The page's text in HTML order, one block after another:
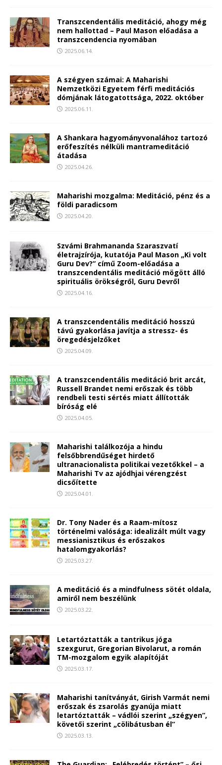
Transzcendentális meditáció, ahogy még
nem hallottad – Paul Mason előadása a
transzcendencia nyomában
2025.06.14.
A szégyen számai: A Maharishi
Nemzetközi Egyetem férfi meditációs
dómjának látogatottsága, 2022. október
2025.06.11.
A Shankara hagyományvonalához tartozó
erőfeszítés nélküli mantrameditáció
átadása
2025.04.26.
Maharishi mozgalma: Meditáció, pénz és a
földi paradicsom
2025.04.20.
Szvámi Brahmananda Szaraszvatí
életrajzírója, kutatója Paul Mason „Ki volt
Guru Dev?” című Zoom-előadása a
transzcendentális meditáció mögött álló
spirituális örökségről, Guru Devről
2025.04.16.
A transzcendentális meditáció hosszú
távú gyakorlása javítja a stressz- és
öregedésjelzőket
2025.04.09.
A transzcendentális meditáció brit arcát,
Russell Brandet nemi erőszak és több
rendbeli testi sértés miatt állították
bíróság elé
2025.04.05.
Maharishi találkozója a hindu
felsőbbrendűséget hirdető
ultranacionalista politikai vezetőkkel – a
Maharishi Tv az ajódhjai vérengzést
dicsőítette
2025.04.01.
Dr. Tony Nader és a Raam-mítosz
történelmi valósága: idealizált múlt vagy
messianisztikus és erőszakos
hatalomgyakorlás?
2025.03.27.
A meditáció és a mindfulness sötét oldala,
amiről nem beszélünk
2025.03.22.
Letartóztatták a tantrikus jóga
szexgurut, Gregorian Bivolarut, a román
TM-mozgalom egyik alapítóját
2025.03.17.
Maharishi tanítványát, Girish Varmát nemi
erőszak és zsarolás gyanúja miatt
letartóztatták – vádlói szerint „szégyen”,
követői szerint „cölibátusban él”
2025.03.13.